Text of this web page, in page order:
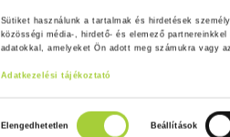
Sütiket használunk a tartalmak és hirdetések
közösségi média-, hirdető- és elemező
adatokkal, amelyeket Ön adott meg számukra vagy
Adatkezelési tájékoztató
Elengedhetetlen Beállítások
borok fajta-
eredetét?